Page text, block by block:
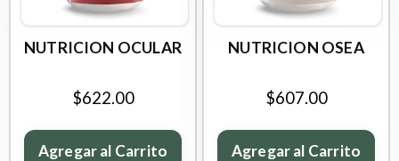
NUTRICION OCULAR
$622.00
Agregar al Carrito
NUTRICION OSEA
$607.00
Agregar al Carrito